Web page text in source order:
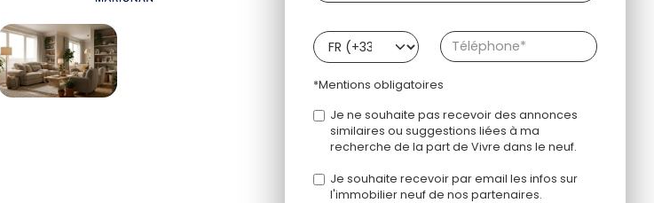
*Mentions obligatoires
Je ne souhaite pas recevoir des annonces
similaires ou suggestions liées à ma
recherche de la part de Vivre dans le neuf.
Je souhaite recevoir par email les infos sur
l'immobilier neuf de nos partenaires.